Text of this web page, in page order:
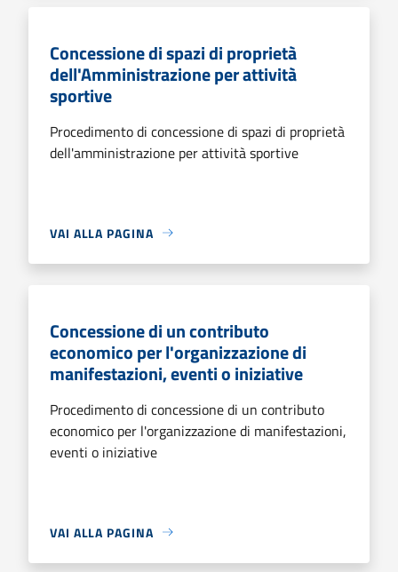
Concessione di spazi di proprietà
dell'Amministrazione per attività
sportive
Procedimento di concessione di spazi di proprietà
dell'amministrazione per attività sportive
VAI ALLA PAGINA
Concessione di un contributo
economico per l'organizzazione di
manifestazioni, eventi o iniziative
Procedimento di concessione di un contributo
economico per l'organizzazione di manifestazioni,
eventi o iniziative
VAI ALLA PAGINA